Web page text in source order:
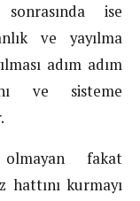
ise
ve yayılma
adım adım
ve sisteme
fakat
hattını kurmayı